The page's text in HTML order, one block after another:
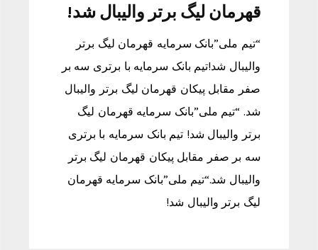
قهرمان لیگ برتر والیبال شد!
“تیم ملی”بانک سرمایه قهرمان لیگ برتر
والیبال شد!تیم بانک سرمایه با برتری سه بر
صفر مقابل پیکان قهرمان لیگ برتر والیبال
شد. “تیم ملی”بانک سرمایه قهرمان لیگ
برتر والیبال شد! تیم بانک سرمایه با برتری
سه بر صفر مقابل پیکان قهرمان لیگ برتر
والیبال شد.“تیم ملی”بانک سرمایه قهرمان
لیگ برتر والیبال شد!